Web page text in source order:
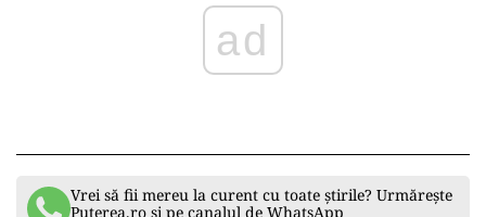
ad
Vrei să fii mereu la curent cu toate știrile? Urmărește
Puterea.ro și pe canalul de WhatsApp